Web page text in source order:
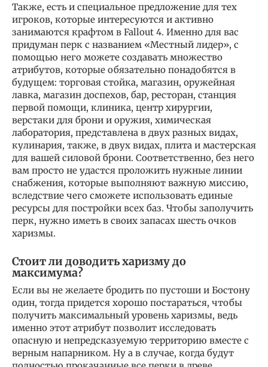
Также, есть и специальное предложение для тех
игроков, которые интересуются и активно
занимаются крафтом в Fallout 4. Именно для вас
придуман перк с названием «Местный лидер», с
помощью него можете создавать множество
атрибутов, которые обязательно понадобятся в
будущем: торговая стойка, магазин, оружейная
лавка, магазин доспехов, бар, ресторан, станция
первой помощи, клиника, центр хирургии,
верстаки для брони и оружия, химическая
лаборатория, представлена в двух разных видах,
кулинария, также, в двух видах, плита и мастерская
для вашей силовой брони. Соответственно, без него
вам просто не удастся проложить нужные линии
снабжения, которые выполняют важную миссию,
вследствие чего сможете использовать единые
ресурсы для постройки всех баз. Чтобы заполучить
перк, нужно иметь в своих запасах шесть очков
харизмы.
Стоит ли доводить харизму до
максимума?
Если вы не желаете бродить по пустоши и Бостону
один, тогда придется хорошо постараться, чтобы
получить максимальный уровень харизмы, ведь
именно этот атрибут позволит исследовать
опасную и непредсказуемую территорию вместе с
верным напарником. Ну а в случае, когда будут